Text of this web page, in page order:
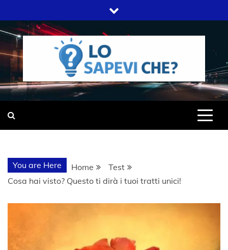
to
content
LO SAPEVI
CHE?
SITO WEB DEL GRUPPO LIFELIVE
You are Here Home
Test
Cosa hai visto? Questo ti dirà i tuoi tratti unici!